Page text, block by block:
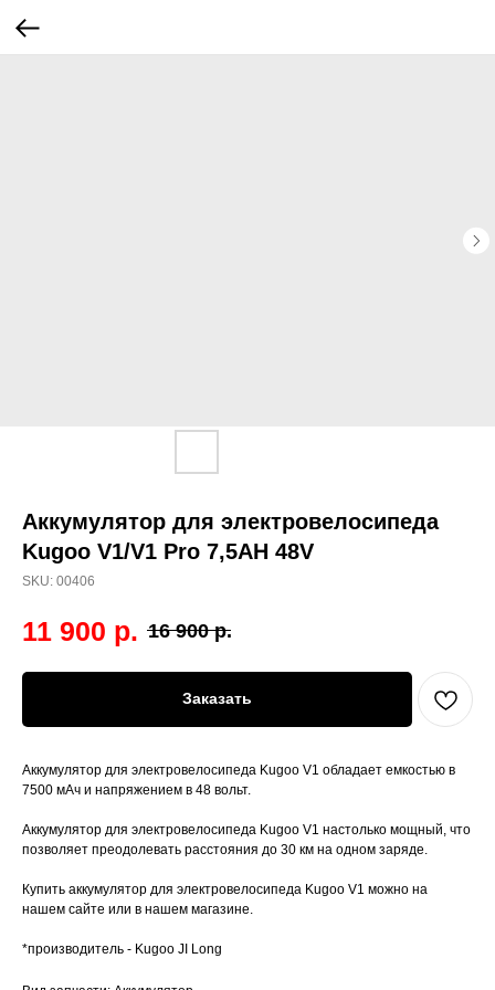
Аккумулятор для электровелосипеда
Kugoo V1/V1 Pro 7,5AH 48V
SKU: 00406
11 900 р. 16 900 р.
Заказать
Аккумулятор для электровелосипеда Kugoo V1 обладает емкостью в
7500 мАч и напряжением в 48 вольт.
Аккумулятор для электровелосипеда Kugoo V1 настолько мощный, что
позволяет преодолевать расстояния до 30 км на одном заряде.
Купить аккумулятор для электровелосипеда Kugoo V1 можно на
нашем сайте или в нашем магазине.
*производитель - Kugoo JI Long